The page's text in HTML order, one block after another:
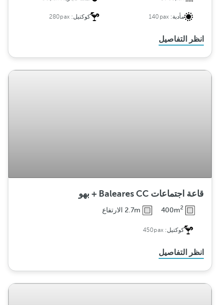
مأدبة:140pax كوكتيل:280pax
انظر التفاصيل
قاعة اجتماعات Baleares CC + بهو
400m2 2.7m الارتفاع
كوكتيل:450pax
انظر التفاصيل